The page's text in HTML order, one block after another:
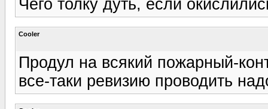
Чего толку дуть, если
Cooler
Продул на всякий пожарный-
все-таки ревизию проводить